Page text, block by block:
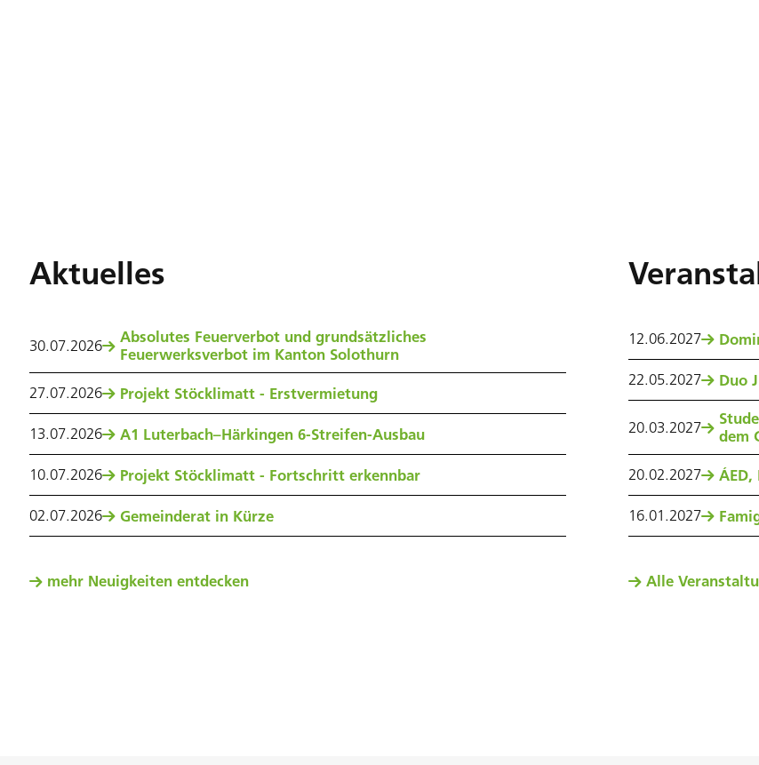
Aktuelles
30.07.2026
Absolutes Feuerverbot und grundsätzliches
Feuerwerksverbot im Kanton Solothurn
27.07.2026 Projekt Stöcklimatt - Erstvermietung
13.07.2026 A1 Luterbach–Härkingen 6-Streifen-Ausbau
10.07.2026 Projekt Stöcklimatt - Fortschritt erkennbar
02.07.2026 Gemeinderat in Kürze
mehr Neuigkeiten entdecken
12.06.2027
22.05.2027 Duo
20.03.2027
dem
20.02.2027
16.01 .2027
Alle